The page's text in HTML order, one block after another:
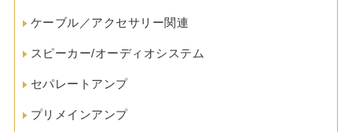
ケーブル／アクセサリー関連
スピーカー/オーディオシステム
セパレートアンプ
プリメインアンプ